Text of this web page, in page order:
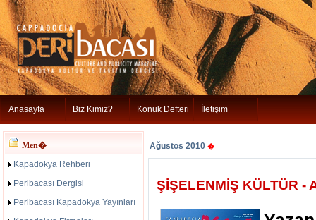
Anasayfa Biz Kimiz? Konuk Defteri İletişim
Men�
Kapadokya Rehberi
Peribacası Dergisi
Peribacası Kapadokya Yayınları
Ağustos 2010 �
ŞİŞELENMİŞ KÜLTÜR -